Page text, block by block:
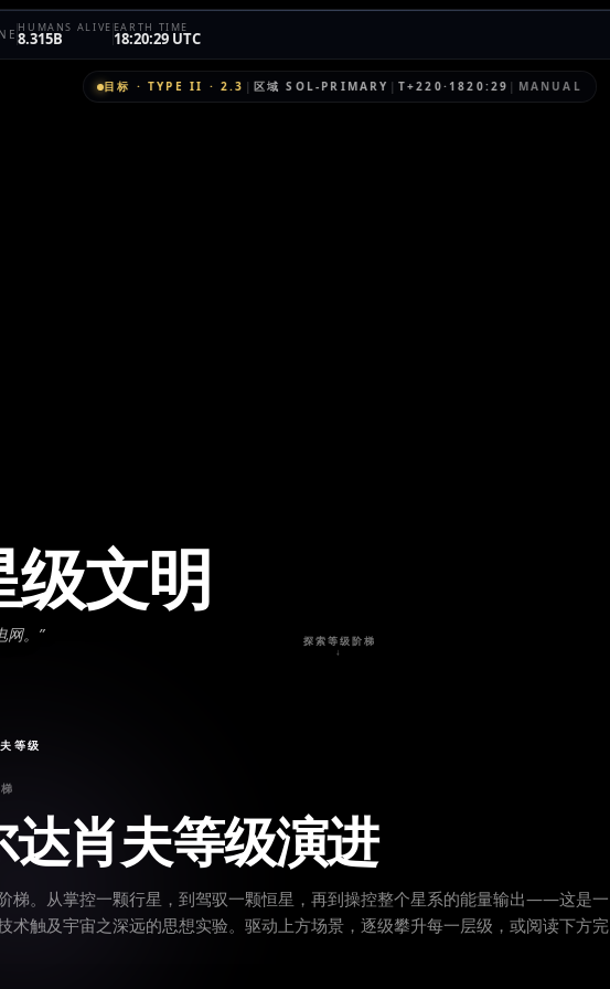
HUMANS ALIVE
8.315B
EARTH TIME
18:20:29 UTC
目标 ·TYPE II ·2.3 | 区域 SOL-PRIMARY | T+220·1820:29 | MANUAL
级文明
。 ”
探索等级阶梯
↓
等级
达肖夫等级演进
梯。从掌控一颗行星，到驾驭一颗恒星，再到操控整个星系的能量输出——这是一
术触及宇宙之深远的思想实验。驱动上方场景，逐级攀升每一层级，或阅读下方完